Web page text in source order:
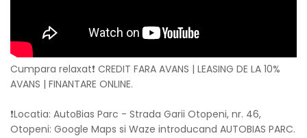
Cumpara relaxat❗ CREDIT FARA AVANS | LEASING DE LA 10%
AVANS | FINANTARE ONLINE.
❗Locatia: AutoBias Parc - Strada Garii Otopeni, nr. 46,
Otopeni: Google Maps si Waze introducand AUTOBIAS PARC.